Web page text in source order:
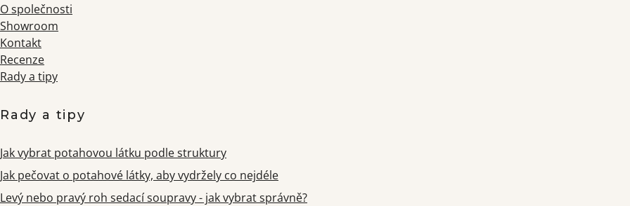
O společnosti
Showroom
Kontakt
Recenze
Rady a tipy
Rady a tipy
Jak vybrat potahovou látku podle struktury
Jak pečovat o potahové látky, aby vydržely co nejdéle
Levý nebo pravý roh sedací soupravy - jak vybrat správně?